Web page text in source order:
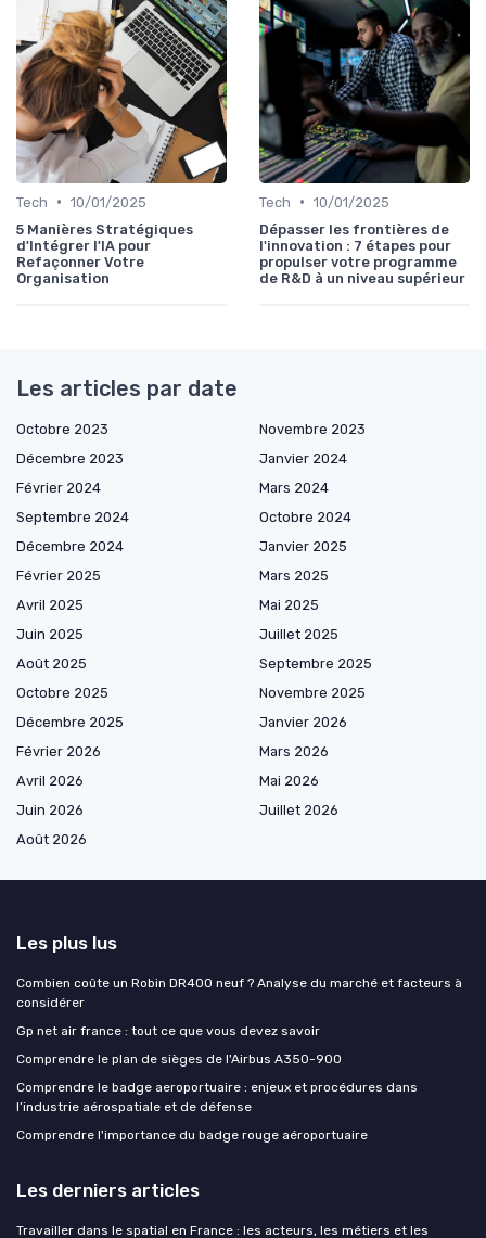
Tech • 10/01/2025
5 Manières Stratégiques
d'Intégrer l'IA pour
Refaçonner Votre
Organisation
Tech • 10/01/2025
Dépasser les frontières de
l'innovation : 7 étapes pour
propulser votre programme
de R&D à un niveau supérieur
Les articles par date
Octobre 2023
Novembre 2023
Décembre 2023
Janvier 2024
Février 2024
Mars 2024
Septembre 2024
Octobre 2024
Décembre 2024
Janvier 2025
Février 2025
Mars 2025
Avril 2025
Mai 2025
Juin 2025
Juillet 2025
Août 2025
Septembre 2025
Octobre 2025
Novembre 2025
Décembre 2025
Janvier 2026
Février 2026
Mars 2026
Avril 2026
Mai 2026
Juin 2026
Juillet 2026
Août 2026
Les plus lus
Combien coûte un Robin DR400 neuf ? Analyse du marché et facteurs à
considérer
Gp net air france : tout ce que vous devez savoir
Comprendre le plan de sièges de l'Airbus A350-900
Comprendre le badge aeroportuaire : enjeux et procédures dans
l’industrie aérospatiale et de défense
Comprendre l'importance du badge rouge aéroportuaire
Les derniers articles
Travailler dans le spatial en France : les acteurs, les métiers et les